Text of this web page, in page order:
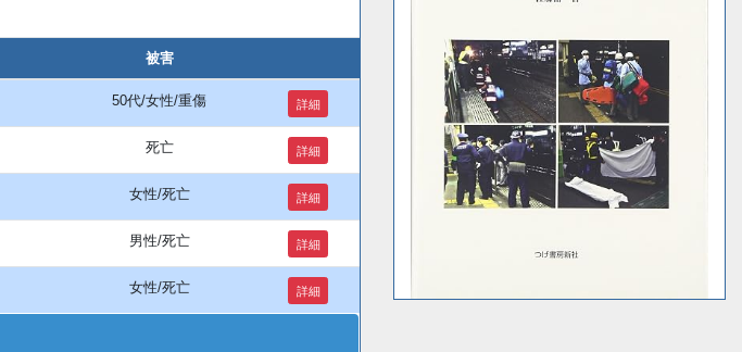
被害
50代/女性/重傷 詳細
死亡 詳細
女性/死亡 詳細
男性/死亡 詳細
女性/死亡 詳細